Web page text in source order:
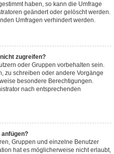
haben, so kann die Umfrage
geändert oder gelöscht werden.
Umfragen verhindert werden.
zugreifen?
oder Gruppen vorbehalten sein.
zu schreiben oder andere Vorgänge
besondere Berechtigungen.
nach entsprechenden
anfügen?
Gruppen und einzelne Benutzer
hat es möglicherweise nicht erlaubt,